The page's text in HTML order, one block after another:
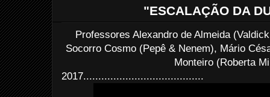
"ESCALAÇÃO DA
Professores Alexandro de Almeida
Socorro Cosmo (Pepê & Nenem), Mário
Monteiro (Roberta
2017........................................